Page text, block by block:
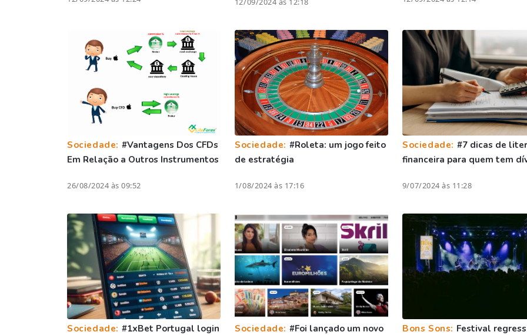
Sociedade: #Vantagens Dos CFDs
Em Relação a Outros Instrumentos
26/08/2024 às 09:52
Sociedade: #Roleta: um jogo feito
de estratégia
1/08/2024 às 17:16
Sociedade: #7 dicas de
financeira para quem tem
9/07/2024 às 11:28
Sociedade: #1xBet Portugal login
Sociedade: #Foi lançado um novo
Bons Sons: Festival